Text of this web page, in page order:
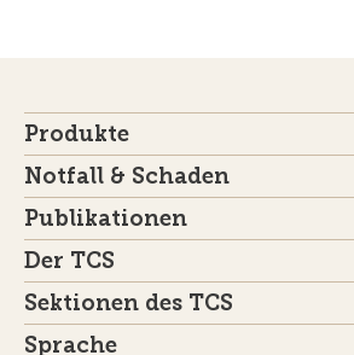
Produkte
Notfall & Schaden
Publikationen
Der TCS
Sektionen des TCS
Sprache